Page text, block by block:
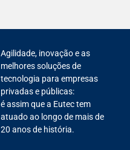
Agilidade, inovação e as
melhores soluções de
tecnologia para empresas
privadas e públicas:
é assim que a Eutec tem
atuado ao longo de mais de
20 anos de história.